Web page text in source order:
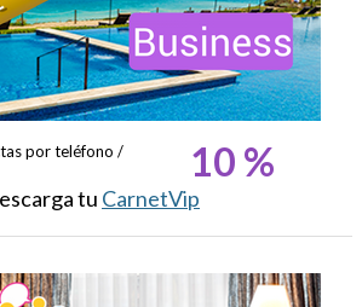
por teléfono /
10 %
tu CarnetVip